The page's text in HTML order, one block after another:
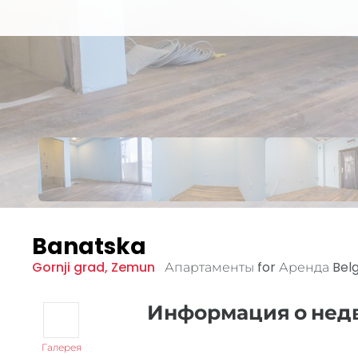
Banatska
Gornji grad, Zemun Апартаменты for Аренда
Галерея
Информация о